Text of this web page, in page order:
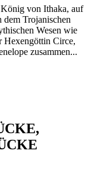
König von Ithaka, auf
dem Trojanischen
Wesen wie
Hexengöttin Circe,
zusammen...